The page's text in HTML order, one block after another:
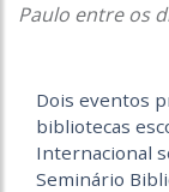
Paulo entre os
Dois eventos
bibliotecas
Internacional
Seminário